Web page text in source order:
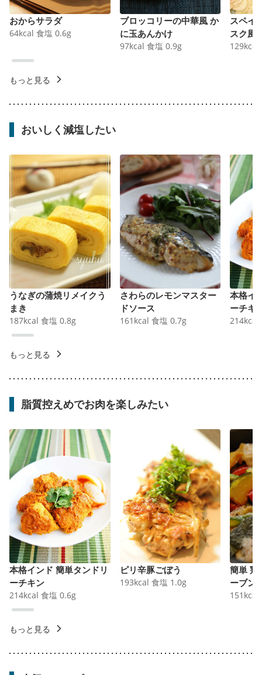
おからサラダ
64kcal 食塩 0.6g
ブロッコリーの中華風 か
に玉あんかけ
97kcal 食塩 0.9g
スペイ
スク風
129kcal
もっと見る
おいしく減塩したい
うなぎの蒲焼リメイクう
まき
187kcal 食塩 0.8g
さわらのレモンマスター
ドソース
161 kcal 食塩 0.7g
本格イ
ーチキ
214kcal
もっと見る
脂質控えめでお肉を楽しみたい
本格インド 簡単タンドリ
ーチキン
214kcal 食塩 0.6g
ピリ辛豚ごぼう
193kcal 食塩 1.0g
簡単 鶏
ーブン
151 kcal
もっと見る